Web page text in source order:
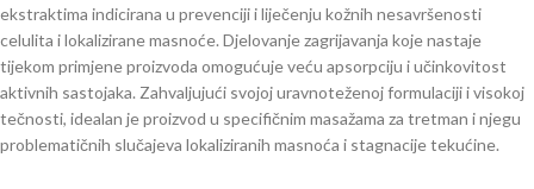
ekstraktima indicirana u prevenciji i liječenju kožnih nesavršenosti
celulita i lokalizirane masnoće. Djelovanje zagrijavanja koje nastaje
tijekom primjene proizvoda omogućuje veću apsorpciju i učinkovitost
aktivnih sastojaka. Zahvaljujući svojoj uravnoteženoj formulaciji i visokoj
tečnosti, idealan je proizvod u specifičnim masažama za tretman i njegu
problematičnih slučajeva lokaliziranih masnoća i stagnacije tekućine.